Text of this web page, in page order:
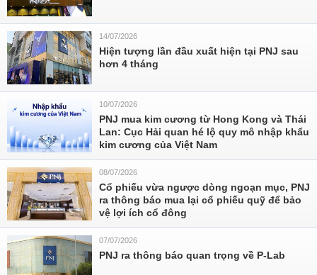
14/07/2026
Hiện tượng lần đầu xuất hiện tại PNJ sau
hơn 4 tháng
10/07/2026
PNJ mua kim cương từ Hong Kong và Thái
Lan: Cục Hải quan hé lộ quy mô nhập khẩu
kim cương của Việt Nam
08/07/2026
Cổ phiếu vừa ngược dòng ngoạn mục, PNJ
ra thông báo mua lại cổ phiếu quỹ để bảo
vệ lợi ích cổ đông
07/07/2026
PNJ ra thông báo quan trọng về P-Lab